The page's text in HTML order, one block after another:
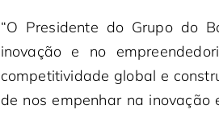
“O Presidente do Grupo do
inovação e no
competitividade global e
de nos empenhar na